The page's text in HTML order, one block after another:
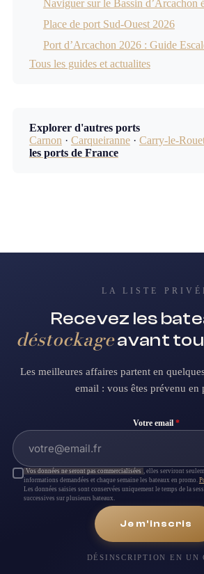
Naviguer sur le Bassin d’Arcachon
Place de port Sud-Ouest 2026
Port d’Arcachon 2026 : Guide
Tous les guides et actualites
Explorer d'autres ports
Carnon · Carqueiranne· Carry-le-
les ports de France
LA LISTE
Recevez les
déstockageavant
Les meilleures affaires partent en
email : vous êtes prévenu en
Votre email *
Vos données ne seront pas commercialisées
, elles serviront
informations demandées et chaque semaine les bateaux en promo.
Les données saisies sont conservées uniquement le temps de la
successives sur plusieurs bateaux.
Je m'inscris
DÉSINSCRIPTION EN UN